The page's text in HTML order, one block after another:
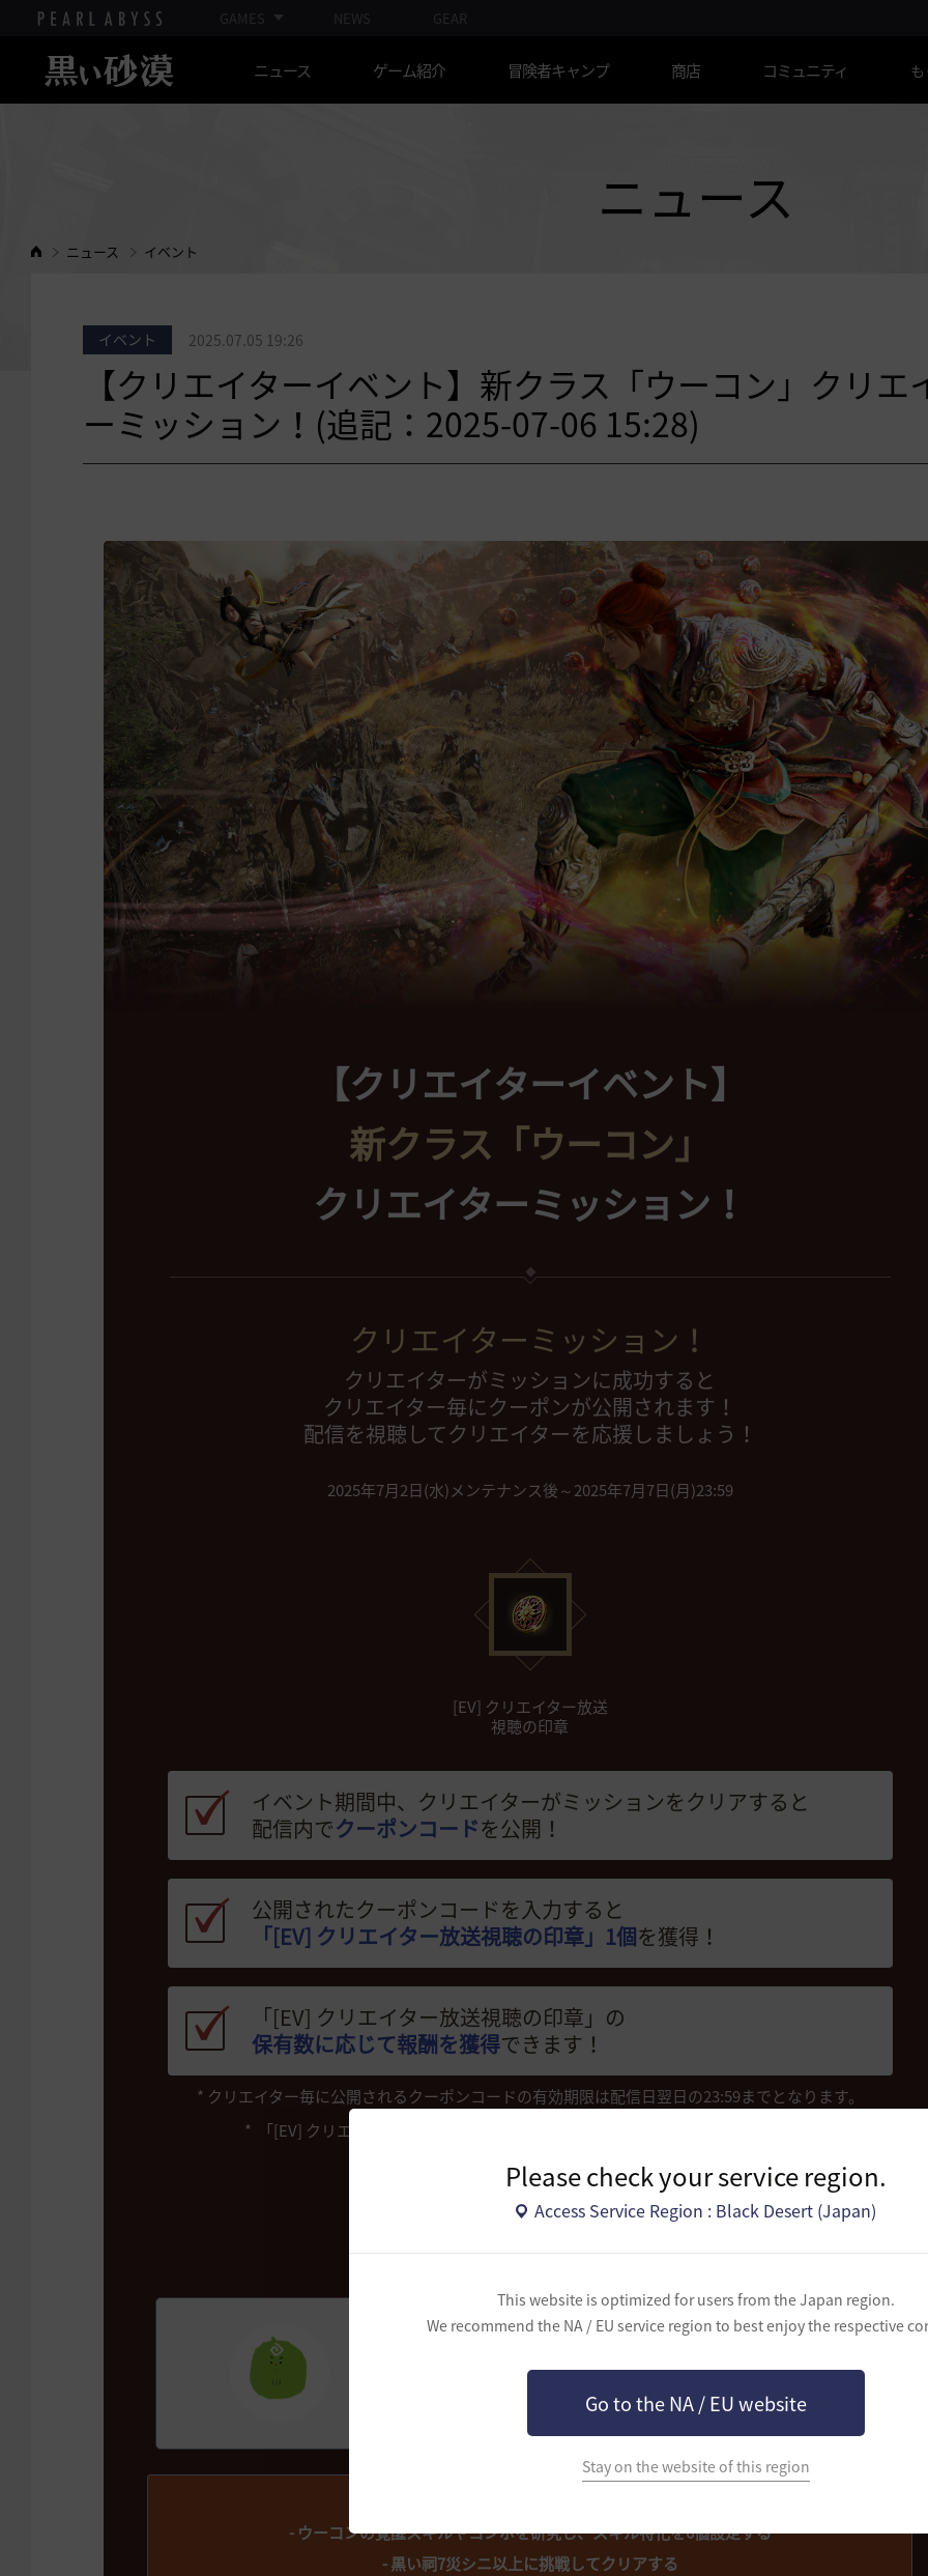
GAMES NEWS GEAR
Please check your service region.
Access Service Region : Black Desert (Japan)
This website is optimized for users from the Japan region.
We recommend the NA / EU service region to best enjoy the respective
Go to the NA / EU website
Stay on the website of this region
ニュース ゲーム紹介 冒険者キャンプ 商店 コミュニティ
ニュース
ニュース イベント
イベント 2025.07.05 19:26
【クリエイターイベント】新クラス「ウーコン」クリエ
ーミッション！(追記：2025-07-06 15:28)
【クリエイターイベント】
新クラス「ウーコン」
クリエイターミッション！
クリエイターミッション！
クリエイターがミッションに成功すると
クリエイター毎にクーポンが公開されます！
配信を視聴してクリエイターを応援しましょう！
2025年7月2日(水)メンテナンス後～2025年7月7日(月)23:59
[EV] クリエイター放送
視聴の印章
イベント期間中、クリエイターがミッションをクリアすると
配信内でクーポンコードを公開！
公開されたクーポンコードを入力すると
「[EV] クリエイター放送視聴の印章」1個を獲得！
「[EV] クリエイター放送視聴の印章」の
保有数に応じて報酬を獲得できます！
* クリエイター毎に公開されるクーポンコードの有効期限は配信日翌日の23:59までとなります。
* 「[EV] クリエイター放送視聴の印章」
自称イケメンさん
クリエイターのチャンネルをご確認できます。
- ウーコンの覚醒スキルやコンボを研究し、スキル特化を6個設定する
- 黒い祠7災シニ以上に挑戦してクリアする